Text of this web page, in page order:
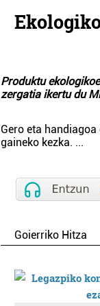
Produktu
zergatia ikertu du
Gero eta
gaineko kezka. ...
Goierriko Hitza